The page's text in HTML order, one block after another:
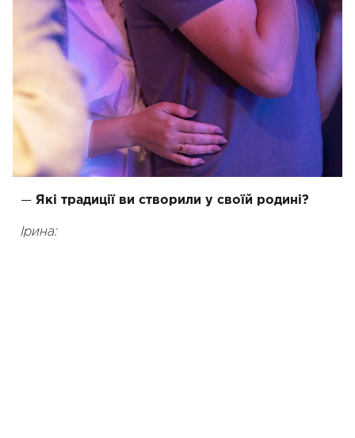
— Які традиції ви створили у своїй родині?
Ірина: